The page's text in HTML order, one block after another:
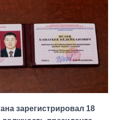
зарегистрировал 18